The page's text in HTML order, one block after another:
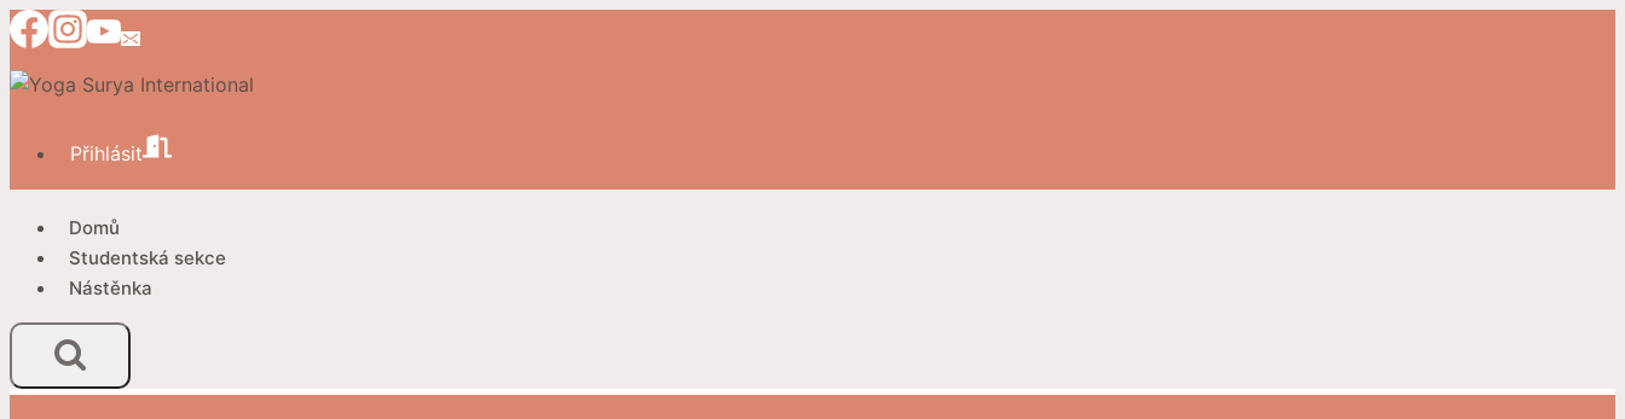
Přeskočit
na
obsah
Přihlásit
Domů
Studentská sekce
Nástěnka